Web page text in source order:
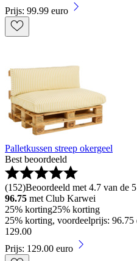
Prijs: 99.99 euro
Palletkussen streep okergeel
Best beoordeeld
(152)Beoordeeld met 4.7 van de
96.75 met Club Karwei
25% korting25% korting
25% korting, voordeelprijs:
129.00
Prijs: 129.00 euro